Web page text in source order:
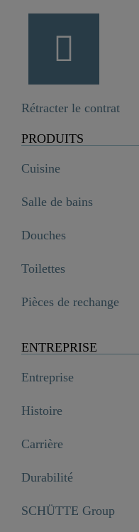
Rétracter le contrat
PRODUITS
Cuisine
Salle de bains
Douches
Toilettes
Pièces de rechange
ENTREPRISE
Entreprise
Histoire
Carrière
Durabilité
SCHÜTTE Group